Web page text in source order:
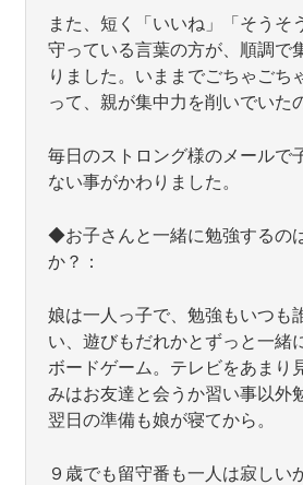
また、短く「いいね」「そうそ
守っている言葉の方が、順調で
りました。いままでごちゃごち
って、親が集中力を削いでいた
毎日のストロング様のメールで
ない事がかわりました。
◆お子さんと一緒に勉強するの
か？：
娘は一人っ子で、勉強もいつも
い、遊びもだれかとずっと一緒
ボードゲーム。テレビをあまり
みはお友達と会うか習い事以外
翌日の準備も娘が寝てから。
９歳でも留守番も一人は寂しい